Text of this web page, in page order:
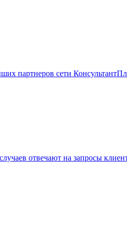
партнеров сети
отвечают на запросы